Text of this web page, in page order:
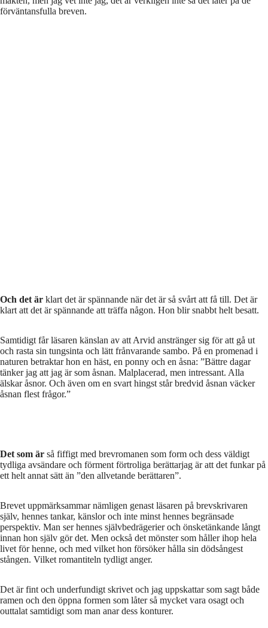
förväntansfulla breven.
Och det är klart det är spännande när det är så svårt att få till. Det är
klart att det är spännande att träffa någon. Hon blir snabbt helt besatt.
Samtidigt får läsaren känslan av att Arvid anstränger sig för att gå ut
och rasta sin tungsinta och lätt frånvarande sambo. På en promenad i
naturen betraktar hon en häst, en ponny och en åsna: ”Bättre dagar
tänker jag att jag är som åsnan. Malplacerad, men intressant. Alla
älskar åsnor. Och även om en svart hingst står bredvid åsnan väcker
åsnan flest frågor.”
Det som är så fiffigt med brevromanen som form och dess väldigt
tydliga avsändare och förment förtroliga berättarjag är att det funkar på
ett helt annat sätt än ”den allvetande berättaren”.
Brevet uppmärksammar nämligen genast läsaren på brevskrivaren
själv, hennes tankar, känslor och inte minst hennes begränsade
perspektiv. Man ser hennes självbedrägerier och önsketänkande långt
innan hon själv gör det. Men också det mönster som håller ihop hela
livet för henne, och med vilket hon försöker hålla sin dödsångest
stången. Vilket romantiteln tydligt anger.
Det är fint och underfundigt skrivet och jag uppskattar som sagt både
ramen och den öppna formen som låter så mycket vara osagt och
outtalat samtidigt som man anar dess konturer.